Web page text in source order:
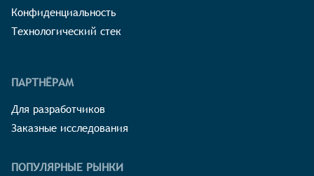
Конфиденциальность
Технологический стек
ПАРТНЁРАМ
Для разработчиков
Заказные исследования
ПОПУЛЯРНЫЕ РЫНКИ